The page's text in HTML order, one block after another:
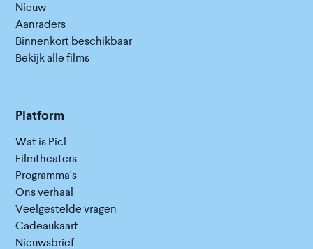
Nieuw
Aanraders
Binnenkort beschikbaar
Bekijk alle films
Platform
Wat is Picl
Filmtheaters
Programma's
Ons verhaal
Veelgestelde vragen
Cadeaukaart
Nieuwsbrief